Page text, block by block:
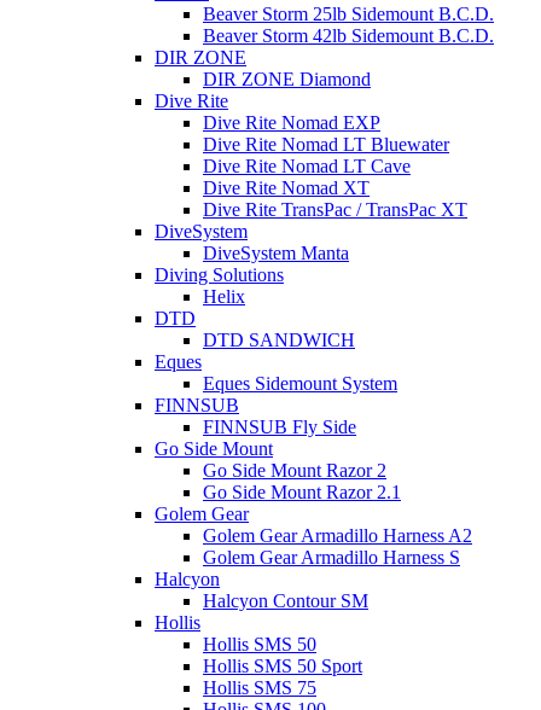
Beaver Storm 25lb Sidemount B.C.D.
Beaver Storm 42lb Sidemount B.C.D.
DIR ZONE
DIR ZONE Diamond
Dive Rite
Dive Rite Nomad EXP
Dive Rite Nomad LT Bluewater
Dive Rite Nomad LT Cave
Dive Rite Nomad XT
Dive Rite TransPac / TransPac XT
DiveSystem
DiveSystem Manta
Diving Solutions
Helix
DTD
DTD SANDWICH
Eques
Eques Sidemount System
FINNSUB
FINNSUB Fly Side
Go Side Mount
Go Side Mount Razor 2
Go Side Mount Razor 2.1
Golem Gear
Golem Gear Armadillo Harness A2
Golem Gear Armadillo Harness S
Halcyon
Halcyon Contour SM
Hollis
Hollis SMS 50
Hollis SMS 50 Sport
Hollis SMS 75